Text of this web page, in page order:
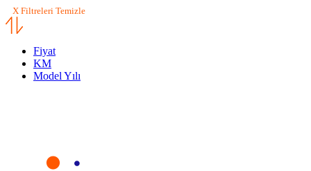
X Filtreleri Temizle
Fiyat
KM
Model Yılı